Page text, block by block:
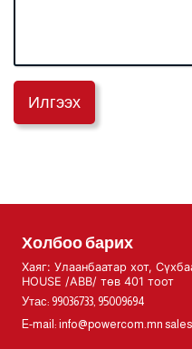
Илгээх
Холбоо барих
Хаяг: Улаанбаатар хот,
HOUSE /ABB/ төв 401 тоот
Утас: 99036733, 95009694
E-mail: info@powercom.mn